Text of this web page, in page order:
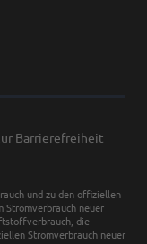
Barrierefreiheit
und zu den offiziellen
Stromverbrauch neuer
die
Stromverbrauch neuer